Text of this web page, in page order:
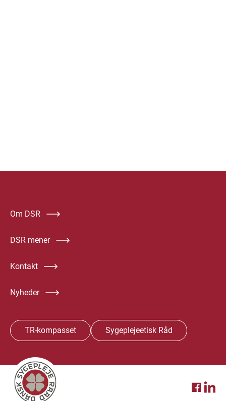
Om DSR
DSR mener
Kontakt
Nyheder
TR-kompasset Sygeplejeetisk Råd